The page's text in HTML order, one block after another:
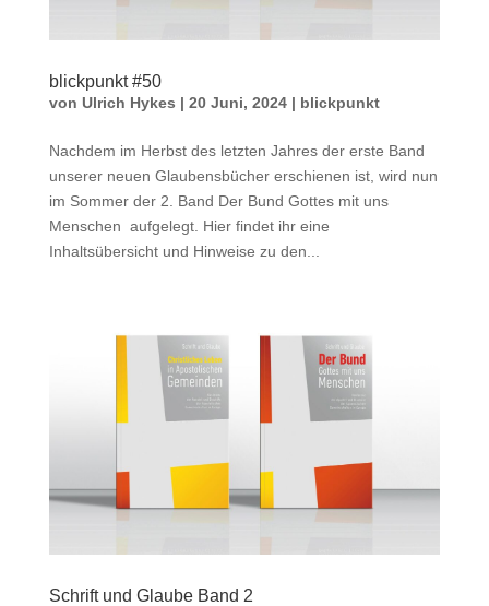
blickpunkt #50
von Ulrich Hykes | 20 Juni, 2024| blickpunkt
Nachdem im Herbst des letzten Jahres der erste Band
unserer neuen Glaubensbücher erschienen ist, wird nun
im Sommer der 2. Band Der Bund Gottes mit uns
Menschen aufgelegt. Hier findet ihr eine
Inhaltsübersicht und Hinweise zu den...
Schrift und Glaube Band 2